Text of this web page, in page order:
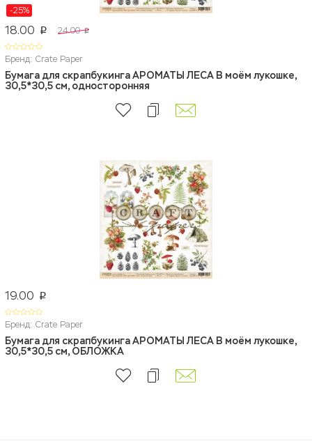
-25%
18.00 p 24.00 p
Бренд: Crate Paper
Бумага для скрапбукинга АРОМАТЫ ЛЕСА В моём лукошке,
30,5*30,5 см, односторонняя
19.00 p
Бренд: Crate Paper
Бумага для скрапбукинга АРОМАТЫ ЛЕСА В моём лукошке,
30,5*30,5 см, ОБЛОЖКА